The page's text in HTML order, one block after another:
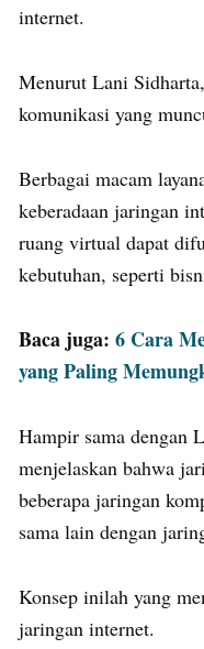
internet.
Menurut Lani
komunikasi yang
Berbagai macam
keberadaan jaringan
ruang virtual dapat
kebutuhan, seperti
Baca juga: 6 Cara
yang Paling
Hampir sama dengan
menjelaskan bahwa
beberapa jaringan
sama lain dengan
Konsep inilah yang
jaringan internet.